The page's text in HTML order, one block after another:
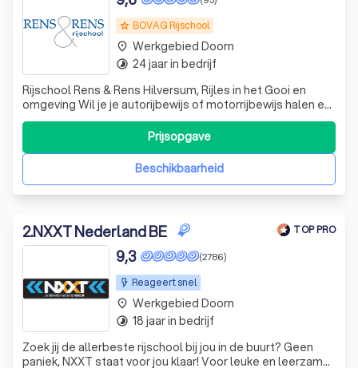
grade BOVAG Rijschool
Rijschool Rens & Rens Hilversum, Rijles in het Gooi en
omgeving Wil je je autorijbewijs of motorrijbewijs halen en
ben je op zoek naar een goede rijschool, dan ben je bij ons
aan het juiste adres. Wij zijn een moderne rijschool met
ervaren en vakbekwame instructeurs. Wij leiden onze
cursisten al eni
Beschikbaarheid
Prijsopgave
place Werkgebied Doorn
timelapse 24 jaar in bedrijf
2.NXXT Nederland BE TOP PRO
Reageert snel
(2786)
9,3
Zoek jij de allerbeste rijschool bij jou in de buurt? Geen
paniek, NXXT staat voor jou klaar! Voor leuke en leerzame
place Werkgebied Doorn
timelapse 18 jaar in bedrijf